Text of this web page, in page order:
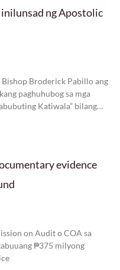
ng Apostolic
Broderick Pabillo ang
paghuhubog sa mga
Katiwala” bilang
evidence
on Audit o COA sa
₱375 milyong